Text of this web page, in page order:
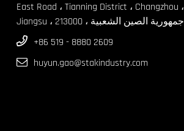
East Road ، Tianning District ، Changzhou ،
Jiangsu ، جمهورية الصين الشعبية ، 213000
+86 519 - 8880 2609
huyun.gao@stakindustry.com